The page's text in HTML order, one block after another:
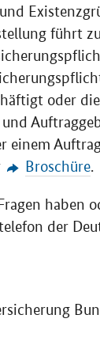
führt
oder
einem
Broschüre.
haben
der